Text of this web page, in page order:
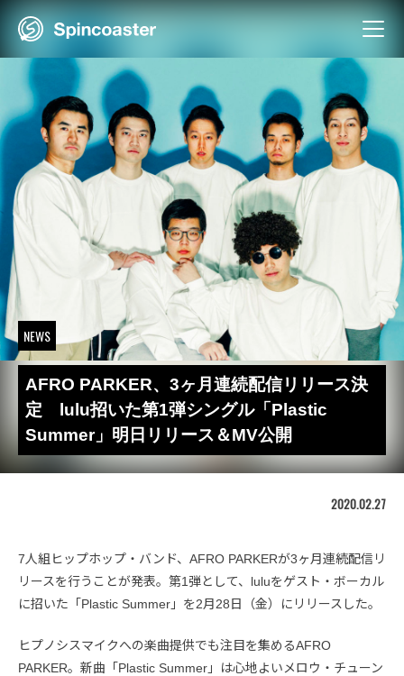
Skip
NEWS
AFRO PARKER、3ヶ月連続配信リリース決
定 lulu招いた第1弾シングル「Plastic
Summer」明日リリース＆MV公開
2020.02.27
7人組ヒップホップ・バンド、AFRO PARKERが3ヶ月連続配信リ
リースを行うことが発表。第1弾として、luluをゲスト・ボーカル
に招いた「Plastic Summer」を2月28日（金）にリリースした。
ヒプノシスマイクへの楽曲提供でも注目を集めるAFRO
PARKER。新曲「Plastic Summer」は心地よいメロウ・チューン